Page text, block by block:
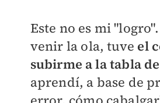
Este no es mi
venir la ola, tuve el
subirme a la tabla
aprendí, a base de